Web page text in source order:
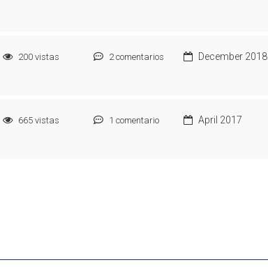
200 vistas 2comentarios December 2018
665 vistas 1 comentario April 2017